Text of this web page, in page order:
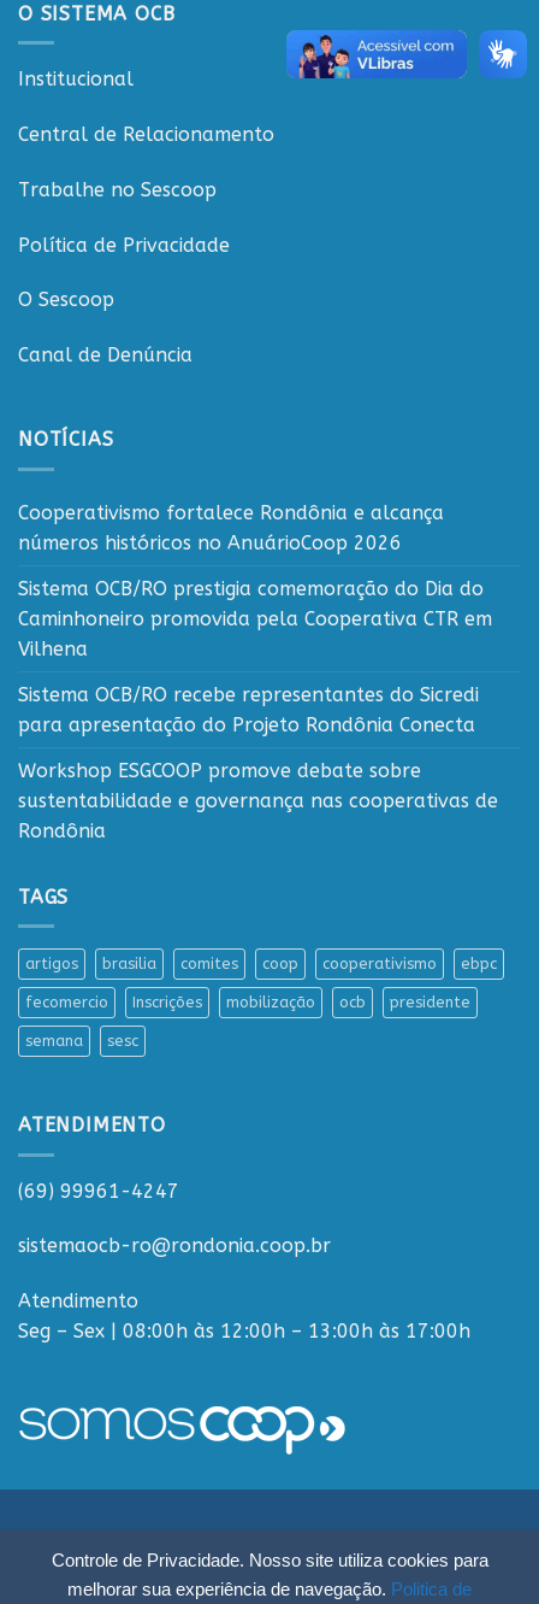
Controle de Privacidade. Nosso site utiliza cookies para
melhorar sua experiência de navegação. Politica de
O SISTEMA OCB
Institucional
Central de Relacionamento
Trabalhe no Sescoop
Política de Privacidade
O Sescoop
Canal de Denúncia
NOTÍCIAS
Cooperativismo fortalece Rondônia e alcança
números históricos no AnuárioCoop 2026
Sistema OCB/RO prestigia comemoração do Dia do
Caminhoneiro promovida pela Cooperativa CTR em
Vilhena
Sistema OCB/RO recebe representantes do Sicredi
para apresentação do Projeto Rondônia Conecta
Workshop ESGCOOP promove debate sobre
sustentabilidade e governança nas cooperativas de
Rondônia
TAGS
artigos brasilia comites coop cooperativismo ebpc
fecomercio Inscrições mobilização ocb presidente
semana sesc
ATENDIMENTO
(69) 99961-4247
sistemaocb-ro@rondonia.coop.br
Atendimento
Seg – Sex | 08:00h às 12:00h – 13:00h às 17:00h
Sistema OCB Rondônia © Todos os Direitos Reservados - R. Paulo
Macalão, 4675 - Flodoaldo Pontes Pinto, Porto Velho - RO, 76820-454